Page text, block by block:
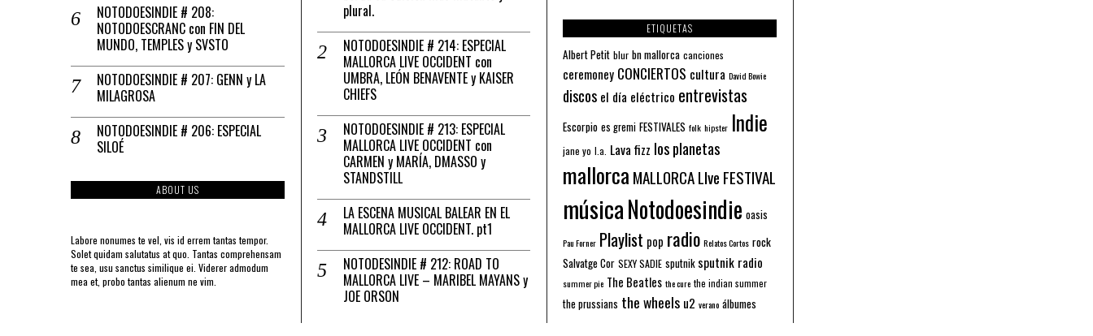
NOTODOESINDIE # 208:
NOTODOESCRANC con FIN DEL
MUNDO, TEMPLES y SVSTO
NOTODOESINDIE # 207: GENN y LA
MILAGROSA
NOTODOESINDIE # 206: ESPECIAL
SILOÉ
ABOUT US
Labore nonumes te vel, vis id errem tantas tempor.
Solet quidam salutatus at quo. Tantas comprehensam
te sea, usu sanctus similique ei. Viderer admodum
mea et, probo tantas alienum ne vim.
plural.
NOTODOESINDIE # 214: ESPECIAL
MALLORCA LIVE OCCIDENT con
UMBRA, LEÓN BENAVENTE y KAISER
CHIEFS
NOTODOESINDIE # 213: ESPECIAL
MALLORCA LIVE OCCIDENT con
CARMEN y MARÍA, DMASSO y
STANDSTILL
LA ESCENA MUSICAL BALEAR EN EL
MALLORCA LIVE OCCIDENT. pt1
NOTODESINDIE # 212: ROAD TO
MALLORCA LIVE – MARIBEL MAYANS y
JOE ORSON
ETIQUETAS
Albert Petit blur bn mallorca canciones
ceremoney CONCIERTOS cultura David Bowie
discos el día eléctrico entrevistas
Escorpio es gremi FESTIVALES folk hipster Indie
jane yo l.a. Lava fizz los planetas
mallorca MALLORCA LIve FESTIVAL
músicaNotodoesindie oasis
Pau Forner Playlist pop radio Relatos Cortos rock
Salvatge Cor SEXY SADIE sputnik sputnik radio
summer pie The Beatles the cure the indian summer
the prussians the wheels u2 verano álbumes